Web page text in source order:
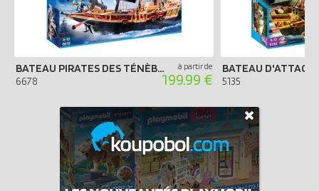
BATEAU PIRATES DES TÉNÈBRES
6678
à partir de
199.99 € 5135